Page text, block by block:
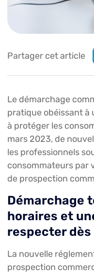
Partager cet article
Le démarchage
pratique obéissant à
à protéger les
mars 2023, de
les professionnels
consommateurs par
de prospection
Démarchage
horaires et
respecter dès
La nouvelle
prospection